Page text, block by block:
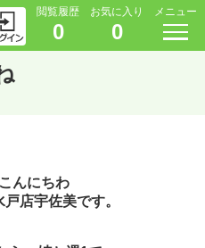
閲覧履歴
0
お気に入り
0
メニュー
んにちわ
店宇佐美です。